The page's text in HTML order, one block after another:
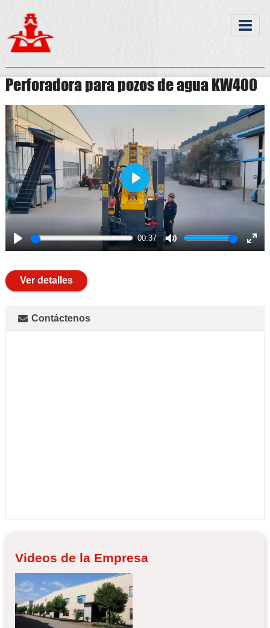
Perforadora para pozos de agua KW400
Play
00:37
Mute
Play
Ver detalles
Contáctenos
Videos de la Empresa